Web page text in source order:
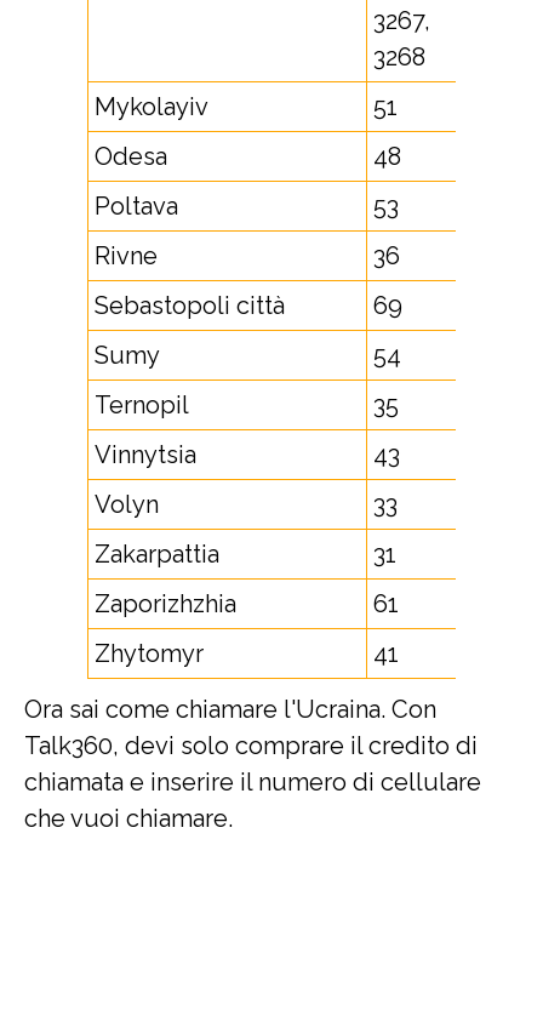
3267,
3268
Mykolayiv
51
Odesa
48
Poltava
53
Rivne
36
Sebastopoli città
69
Sumy
54
Ternopil
35
Vinnytsia
43
Volyn
33
Zakarpattia
31
Zaporizhzhia
61
Zhytomyr
41
Ora sai come chiamare l'Ucraina. Con
Talk360, devi solo comprare il credito di
chiamata e inserire il numero di cellulare
che vuoi chiamare.